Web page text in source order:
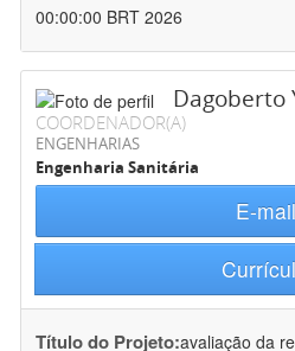
00:00:00 BRT 2026
Dagoberto
COORDENADOR(A)
ENGENHARIAS
Engenharia Sanitária
E-mail
Título do Projeto:avaliação da